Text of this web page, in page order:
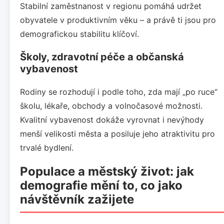
Stabilní zaměstnanost v regionu pomáhá udržet
obyvatele v produktivním věku – a právě ti jsou pro
demografickou stabilitu klíčoví.
Školy, zdravotní péče a občanská
vybavenost
Rodiny se rozhodují i podle toho, zda mají „po ruce“
školu, lékaře, obchody a volnočasové možnosti.
Kvalitní vybavenost dokáže vyrovnat i nevýhody
menší velikosti města a posiluje jeho atraktivitu pro
trvalé bydlení.
Populace a městský život: jak
demografie mění to, co jako
návštěvník zažijete